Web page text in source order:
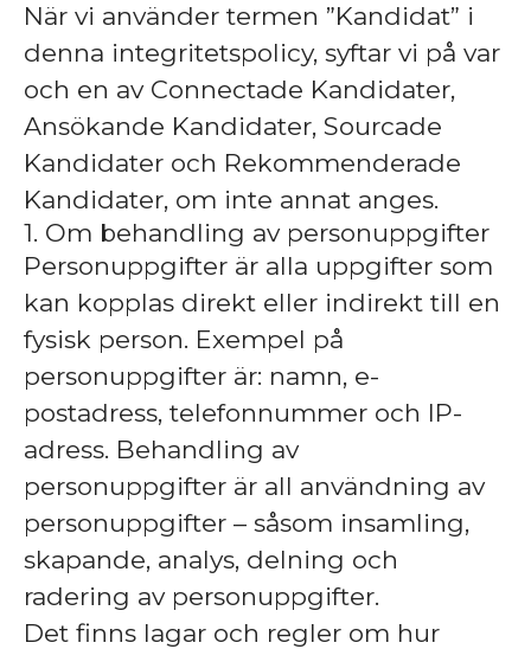
När vi använder termen ”Kandidat” i
denna integritetspolicy, syftar vi på var
och en av Connectade Kandidater,
Ansökande Kandidater, Sourcade
Kandidater och Rekommenderade
Kandidater, om inte annat anges.
1. Om behandling av personuppgifter
Personuppgifter är alla uppgifter som
kan kopplas direkt eller indirekt till en
fysisk person. Exempel på
personuppgifter är: namn, e-
postadress, telefonnummer och IP-
adress. Behandling av
personuppgifter är all användning av
personuppgifter – såsom insamling,
skapande, analys, delning och
radering av personuppgifter.
Det finns lagar och regler om hur